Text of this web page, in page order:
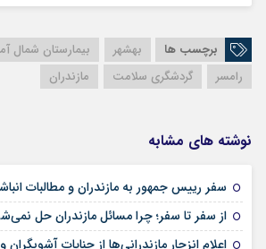
برچسب ها بهشهر بیمارستان شمال
رامسر
گردشگری سلامت مازندران
نوشته های مشابه
سفر رییس جمهور به مازندران و مطالبات
از سفر تا سفر؛ چرا مسائل مازندران حل
اعلام انزجار مازندرانی‌ها از جنایات